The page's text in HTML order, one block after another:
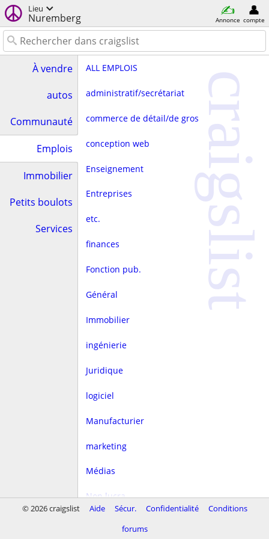
Lieu
Nuremberg Annonce compte
À vendre
autos
Communauté
Emplois
Immobilier
Petits boulots
Services
ALL EMPLOIS
administratif/secrétariat
commerce de détail/de gros
conception web
Enseignement
Entreprises
etc.
finances
Fonction pub.
Général
Immobilier
ingénierie
Juridique
logiciel
Manufacturier
marketing
Médias
Non lucra.
craigslist
© 2026 craigslist Aide Sécur. Confidentialité
Conditions
forums